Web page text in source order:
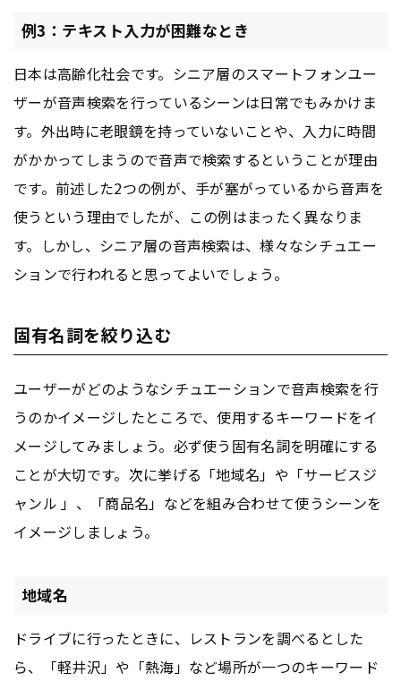
例3：テキスト入力が困難なとき
日本は高齢化社会です。シニア層のスマートフォンユー
ザーが音声検索を行っているシーンは日常でもみかけま
す。外出時に老眼鏡を持っていないことや、入力に時間
がかかってしまうので音声で検索するということが理由
です。前述した2つの例が、手が塞がっているから音声を
使うという理由でしたが、この例はまったく異なりま
す。しかし、シニア層の音声検索は、様々なシチュエー
ションで行われると思ってよいでしょう。
固有名詞を絞り込む
ユーザーがどのようなシチュエーションで音声検索を行
うのかイメージしたところで、使用するキーワードをイ
メージしてみましょう。必ず使う固有名詞を明確にする
ことが大切です。次に挙げる「地域名」や「サービスジ
ャンル 」、「商品名」などを組み合わせて使うシーンを
イメージしましょう。
地域名
ドライブに行ったときに、レストランを調べるとした
ら、「軽井沢」や「熱海」など場所が一つのキーワード